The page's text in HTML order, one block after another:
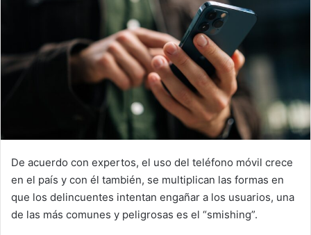
De acuerdo con expertos, el uso del teléfono móvil crece
en el país y con él también, se multiplican las formas en
que los delincuentes intentan engañar a los usuarios, una
de las más comunes y peligrosas es el “smishing”.